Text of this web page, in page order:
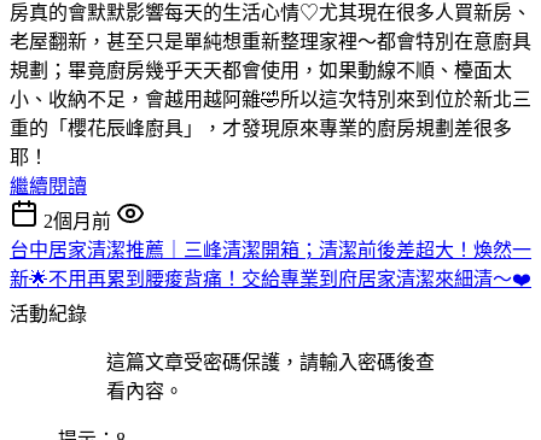
房真的會默默影響每天的生活心情♡尤其現在很多人買新房、
老屋翻新，甚至只是單純想重新整理家裡～都會特別在意廚具
規劃；畢竟廚房幾乎天天都會使用，如果動線不順、檯面太
小、收納不足，會越用越阿雜🤣所以這次特別來到位於新北三
重的「櫻花辰峰廚具」，才發現原來專業的廚房規劃差很多
耶！
繼續閱讀
2個月前
台中居家清潔推薦｜三峰清潔開箱；清潔前後差超大！煥然一
新🌟不用再累到腰痠背痛！交給專業到府居家清潔來細清～❤️
活動紀錄
這篇文章受密碼保護，請輸入密碼後查
看內容。